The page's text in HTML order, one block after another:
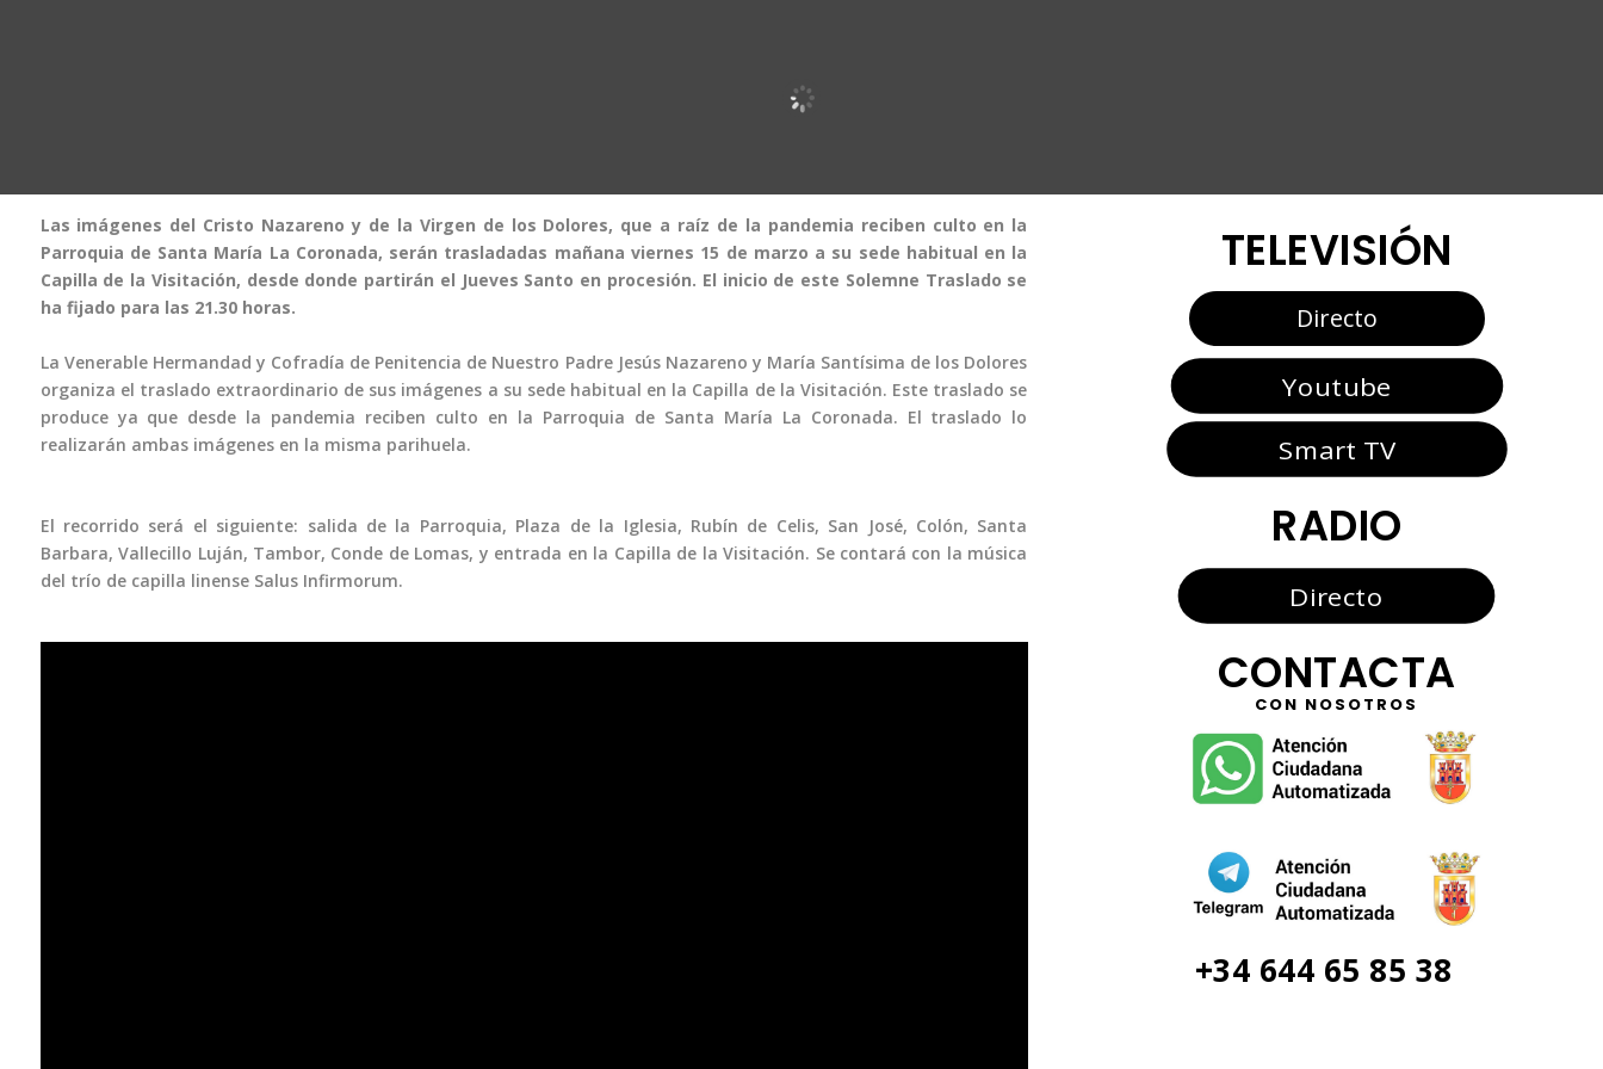
Las imágenes del Cristo Nazareno y de la Virgen de los Dolores, que a raíz de la pandemia reciben culto en la
Parroquia de Santa María La Coronada, serán trasladadas mañana viernes 15 de marzo a su sede habitual en la
Capilla de la Visitación, desde donde partirán el Jueves Santo en procesión. El inicio de este Solemne Traslado se
ha fijado para las 21.30 horas.
La Venerable Hermandad y Cofradía de Penitencia de Nuestro Padre Jesús Nazareno y María Santísima de los Dolores
organiza el traslado extraordinario de sus imágenes a su sede habitual en la Capilla de la Visitación. Este traslado se
produce ya que desde la pandemia reciben culto en la Parroquia de Santa María La Coronada. El traslado lo
realizarán ambas imágenes en la misma parihuela.
El recorrido será el siguiente: salida de la Parroquia, Plaza de la Iglesia, Rubín de Celis, San José, Colón, Santa
Barbara, Vallecillo Luján, Tambor, Conde de Lomas, y entrada en la Capilla de la Visitación. Se contará con la música
del trío de capilla linense Salus Infirmorum.
TELEVISIÓN
Directo
Youtube
Smart TV
RADIO
Directo
CONTACTA
CON NOSOTROS
+34 644 65 85 38